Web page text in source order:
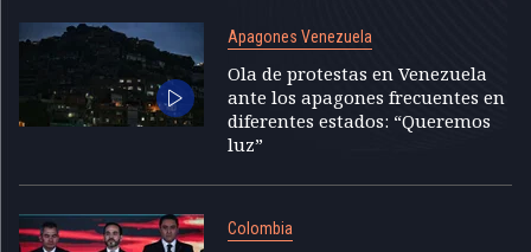
Apagones Venezuela
Ola de protestas en Venezuela
ante los apagones frecuentes en
diferentes estados: “Queremos
luz”
Colombia